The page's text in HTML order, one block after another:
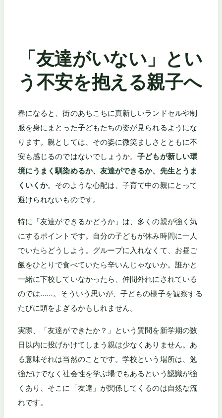
「友達がいない」とい
う不安を抱える親子へ
春になると、街のあちこちに真新しいランドセルや制
服を身にまとった子どもたちの姿が見られるようにな
ります。親としては、その姿に微笑ましさとともに不
安も感じるのではないでしょうか。子どもが新しい環
境にうまく馴染めるか、友達ができるか、先生とうま
くいくか。そのような心配は、子育て中の親にとって
避けられないものです。
特に「友達ができるかどうか」は、多くの親が強く気
にするポイントです。自分の子どもが休み時間に一人
でいたらどうしよう。グループに入れなくて、お昼ご
飯をひとりで食べていたら辛いんじゃないか。誰かと
一緒に下校していなかったら、仲間外れにされている
のでは……。そういう思いが、子どもの様子を観察する
たびに頭をよぎるかもしれません。
実際、「友達ができたか？」という質問を新学期の数
日以内に投げかけてしまう親は少なくありません。あ
る意味それは当然のことです。学校という場所は、勉
強だけでなく社会性を学ぶ場でもあるという認識が強
くあり、そこに「友達」が関係してくるのは自然な流
れです。